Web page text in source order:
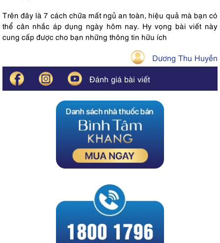
Trên đây là 7 cách chữa mất ngủ an toàn, hiệu quả mà bạn có
thể cân nhắc áp dụng ngày hôm nay. Hy vọng bài viết này
cung cấp được cho bạn những thông tin hữu ích
Dương Thu Huyền
Đánh giá bài viết